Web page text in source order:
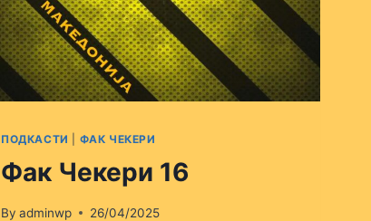
ПОДКАСТИ ФАК ЧЕКЕРИ
Фак Чекери 16
By adminwp 26/04/2025